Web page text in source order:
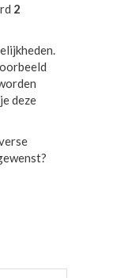
2
deze